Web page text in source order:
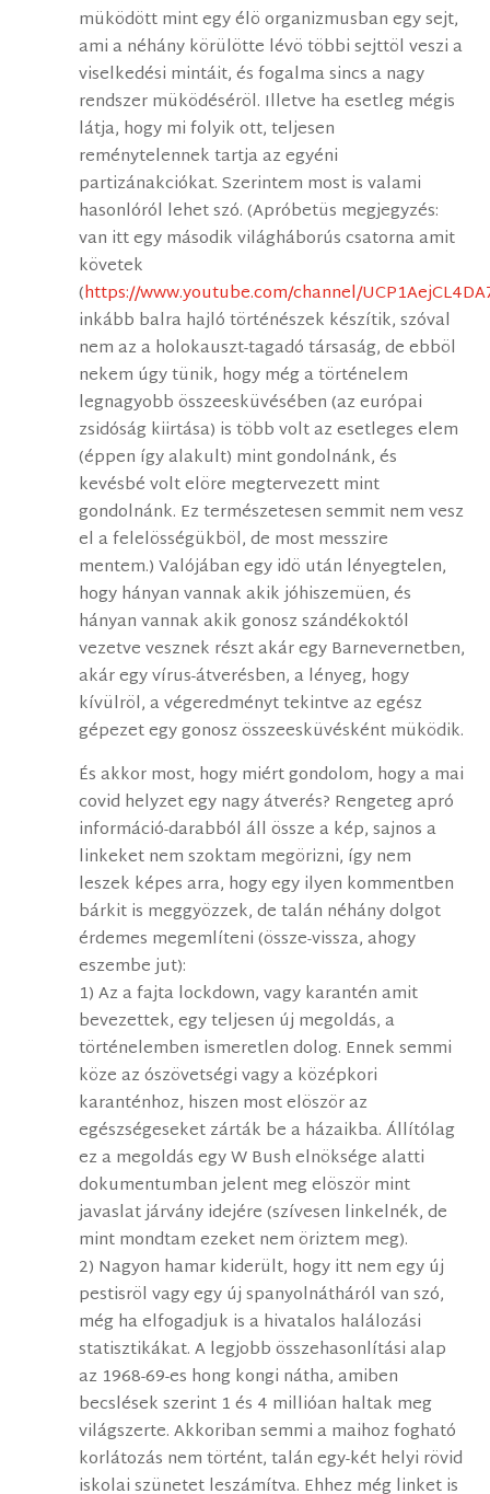
müködött mint egy élö organizmusban egy sejt,
ami a néhány körülötte lévö többi sejttöl veszi a
viselkedési mintáit, és fogalma sincs a nagy
rendszer müködéséröl. Illetve ha esetleg mégis
látja, hogy mi folyik ott, teljesen
reménytelennek tartja az egyéni
partizánakciókat. Szerintem most is valami
hasonlóról lehet szó. (Apróbetüs megjegyzés:
van itt egy második világháborús csatorna amit
követek
(https://www.youtube.com/channel/
inkább balra hajló történészek készítik, szóval
nem az a holokauszt-tagadó társaság, de ebböl
nekem úgy tünik, hogy még a történelem
legnagyobb összeesküvésében (az európai
zsidóság kiirtása) is több volt az esetleges elem
(éppen így alakult) mint gondolnánk, és
kevésbé volt elöre megtervezett mint
gondolnánk. Ez természetesen semmit nem vesz
el a felelösségükböl, de most messzire
mentem.) Valójában egy idö után lényegtelen,
hogy hányan vannak akik jóhiszemüen, és
hányan vannak akik gonosz szándékoktól
vezetve vesznek részt akár egy Barnevernetben,
akár egy vírus-átverésben, a lényeg, hogy
kívülröl, a végeredményt tekintve az egész
gépezet egy gonosz összeesküvésként müködik.
És akkor most, hogy miért gondolom, hogy a mai
covid helyzet egy nagy átverés? Rengeteg apró
információ-darabból áll össze a kép, sajnos a
linkeket nem szoktam megörizni, így nem
leszek képes arra, hogy egy ilyen kommentben
bárkit is meggyözzek, de talán néhány dolgot
érdemes megemlíteni (össze-vissza, ahogy
eszembe jut):
1) Az a fajta lockdown, vagy karantén amit
bevezettek, egy teljesen új megoldás, a
történelemben ismeretlen dolog. Ennek semmi
köze az ószövetségi vagy a középkori
karanténhoz, hiszen most elöször az
egészségeseket zárták be a házaikba. Állítólag
ez a megoldás egy W Bush elnöksége alatti
dokumentumban jelent meg elöször mint
javaslat járvány idejére (szívesen linkelnék, de
mint mondtam ezeket nem öriztem meg).
2) Nagyon hamar kiderült, hogy itt nem egy új
pestisröl vagy egy új spanyolnátháról van szó,
még ha elfogadjuk is a hivatalos halálozási
statisztikákat. A legjobb összehasonlítási alap
az 1968-69-es hong kongi nátha, amiben
becslések szerint 1 és 4 millióan haltak meg
világszerte. Akkoriban semmi a maihoz fogható
korlátozás nem történt, talán egy-két helyi rövid
iskolai szünetet leszámítva. Ehhez még linket is